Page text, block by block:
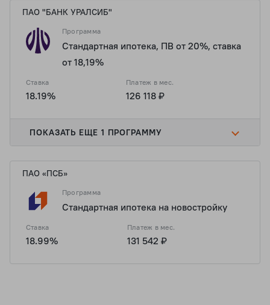
ПАО "БАНК УРАЛСИБ"
Программа
Стандартная ипотека, ПВ от 20%, ставка
от 18,19%
Ставка
18.19%
Платеж в мес.
126 118 ₽
ПОКАЗАТЬ ЕЩЕ 1 ПРОГРАММУ
ПАО «ПСБ»
Программа
Стандартная ипотека на новостройку
Ставка
18.99%
Платеж в мес.
131 542 ₽